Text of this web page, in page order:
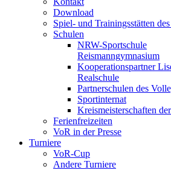
Download
Spiel- und Trainingsstätten
Schulen
NRW-Sportschule
Reismanngymnasium
Kooperationspartner
Realschule
Partnerschulen des
Sportinternat
Kreismeisterschaften
Ferienfreizeiten
VoR in der Presse
Turniere
VoR-Cup
Andere Turniere